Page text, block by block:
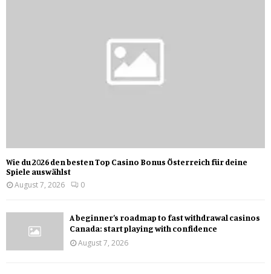
Wie du 2026 den besten Top Casino Bonus Österreich für deine
Spiele auswählst
August 7, 2026
0
A beginner’s roadmap to fast withdrawal casinos
Canada: start playing with confidence
August 7, 2026